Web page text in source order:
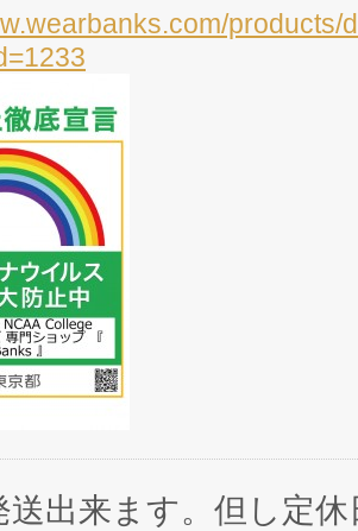
products/
出来ます。但し定休